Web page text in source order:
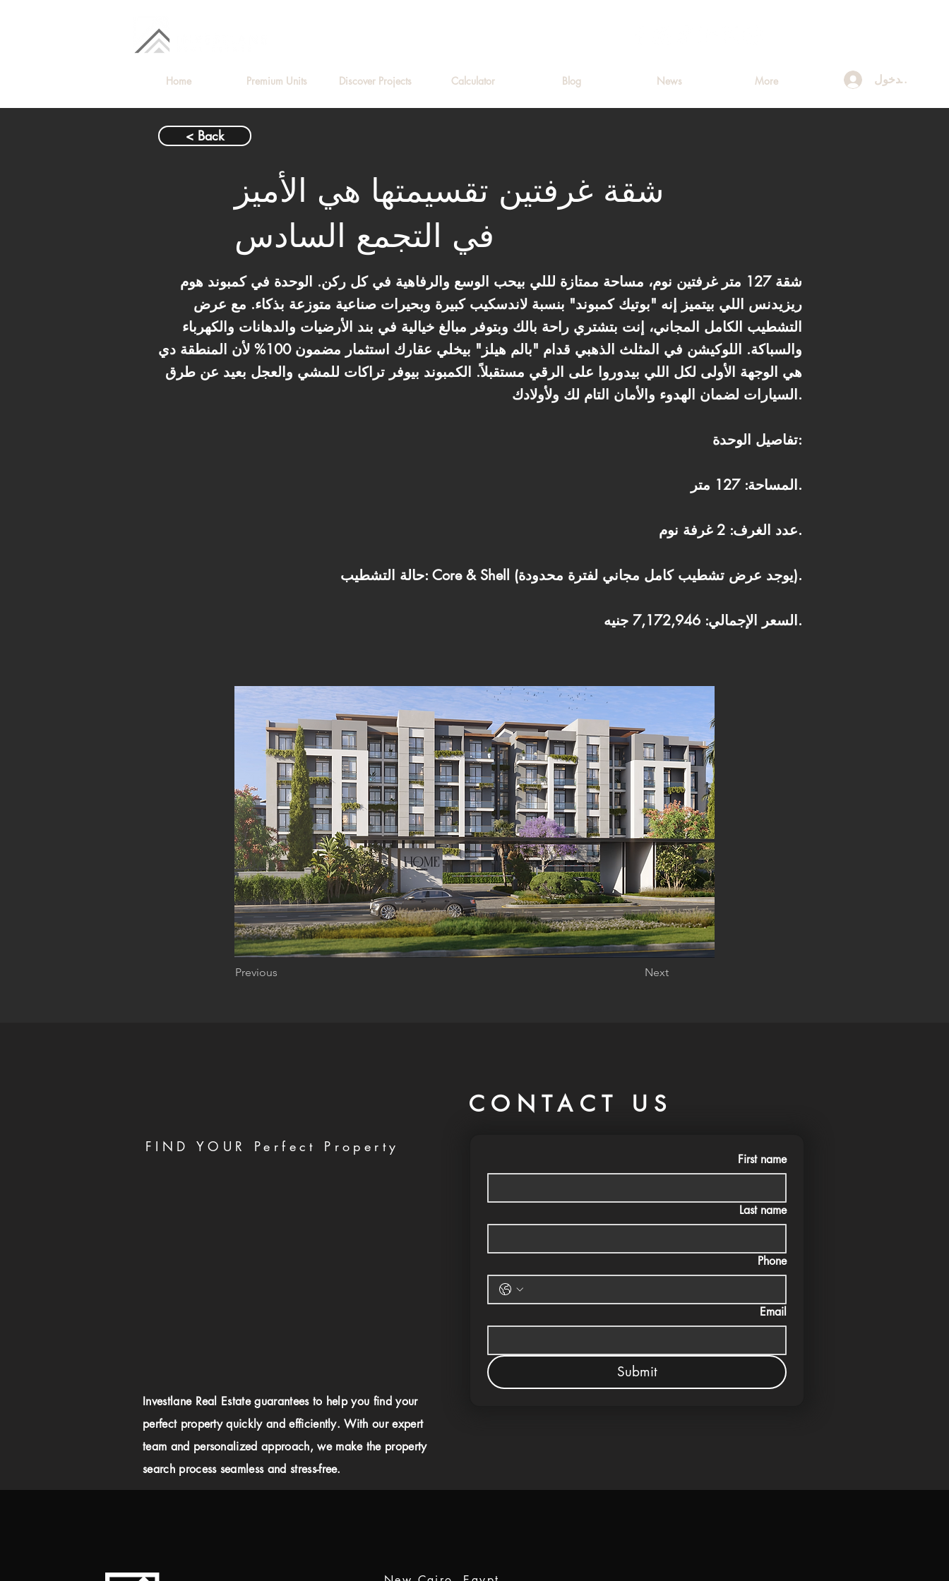
Home Premium Units Discover Projects Calculator Blog News More تسجيل الدخول
< Back
شقة غرفتين تقسيمتها هي الأميز
في التجمع السادس
شقة 127 متر غرفتين نوم، مساحة ممتازة لللي بيحب الوسع والرفاهية في كل ركن. الوحدة في كمبوند هوم
ريزيدنس اللي بيتميز إنه "بوتيك كمبوند" بنسبة لاندسكيب كبيرة وبحيرات صناعية متوزعة بذكاء. مع عرض
التشطيب الكامل المجاني، إنت بتشتري راحة بالك وبتوفر مبالغ خيالية في بند الأرضيات والدهانات والكهرباء
والسباكة. اللوكيشن في المثلث الذهبي قدام "بالم هيلز" بيخلي عقارك استثمار مضمون 100% لأن المنطقة دي
هي الوجهة الأولى لكل اللي بيدوروا على الرقي مستقبلاً. الكمبوند بيوفر تراكات للمشي والعجل بعيد عن طرق
السيارات لضمان الهدوء والأمان التام لك ولأولادك.
تفاصيل الوحدة:
المساحة: 127 متر.
عدد الغرف: 2 غرفة نوم.
حالة التشطيب: Core & Shell (يوجد عرض تشطيب كامل مجاني لفترة محدودة).
السعر الإجمالي: 7,172,946 جنيه.
Previous Next
CONTACT US
FIND YOUR Perfect Property
Investlane Real Estate guarantees to help you find your
perfect property quickly and efficiently. With our expert
team and personalized approach, we make the property
search process seamless and stress-free.
First name
Last name
Phone
Email
Submit